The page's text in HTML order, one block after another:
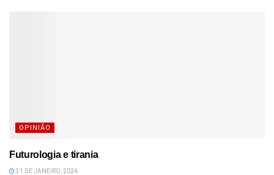
OPINIÃO
Futurologia e tirania
31 DE JANEIRO, 2026